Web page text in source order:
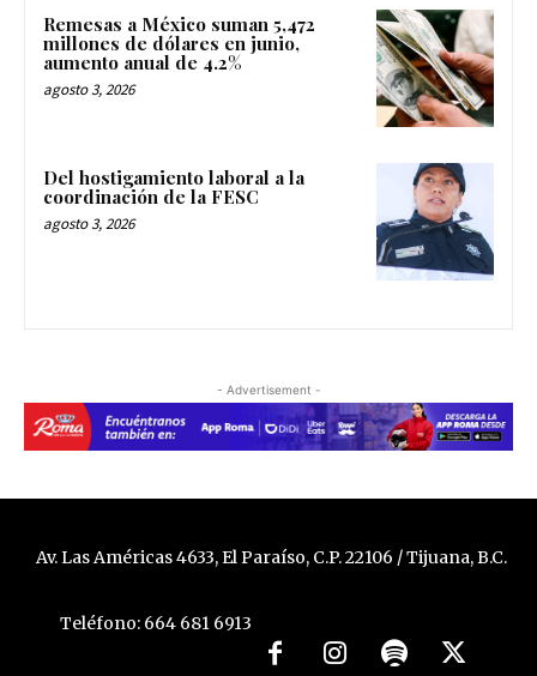
Remesas a México suman 5,472
millones de dólares en junio,
aumento anual de 4.2%
agosto 3, 2026
Del hostigamiento laboral a la
coordinación de la FESC
agosto 3, 2026
- Advertisement -
Av. Las Américas 4633, El Paraíso, C.P. 22106 / Tijuana, B.C.
Teléfono: 664 681 6913